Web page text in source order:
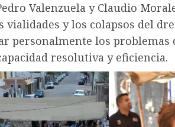
Valenzuela y Claudio
y los colapsos del
personalmente los problemas
resolutiva y eficiencia.